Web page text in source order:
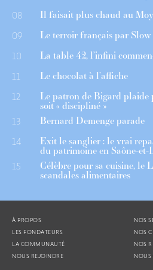
08 Il faisait plus chaud au
09 Le terroir français par Slow
10 La table 42, l’infini
11 Le chocolat à l’affiche
12 Le patron de Bigard plaide
soit « discipliné »
13 Bernard Demenge parade
14 Exit le sanglier : le vrai
du patrimoine en Saône-et-
15 Célèbre pour sa cuisine, le
scandales alimentaires
À PROPOS
LES FONDATEURS
LA COMMUNAUTÉ
NOUS REJOINDRE
NOS
NOS
NOS
NOUS